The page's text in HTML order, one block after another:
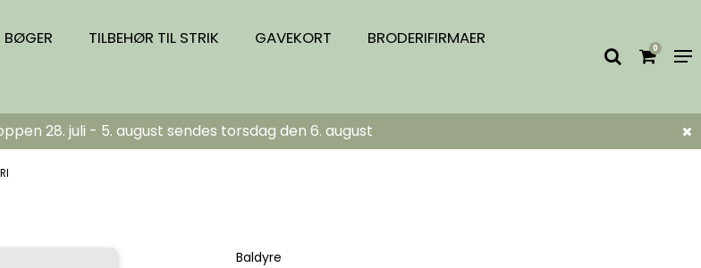
BØGER TILBEHØR TIL STRIK GAVEKORT
BRODERIFIRMAER
0
28. juli - 5. august sendes torsdag den 6. august
Baldyre